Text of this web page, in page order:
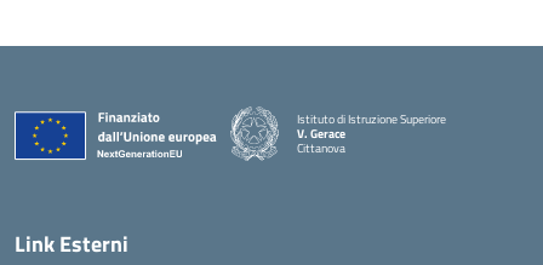
Istituto di Istruzione Superiore
V. Gerace
Cittanova
Link Esterni